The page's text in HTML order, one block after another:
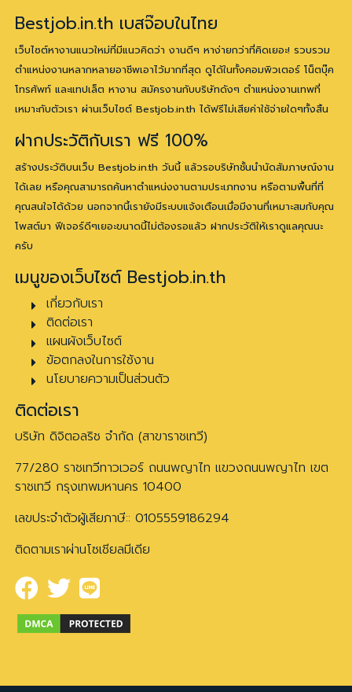
Bestjob.in.th เบสจ๊อบในไทย
เว็บไซต์หางานแนวใหม่ที่มีแนวคิดว่า งานดีๆ หาง่ายกว่าที่คิดเยอะ! รวบรวม
ตำแหน่งงานหลากหลายอาชีพเอาไว้มากที่สุด ดูได้ในทั้งคอมพิวเตอร์ โน็ตบุ๊ค
โทรศัพท์ และแทปเล็ต หางาน สมัครงานกับบริษัทดังๆ ตำแหน่งงานเทพที่
เหมาะกับตัวเรา ผ่านเว็บไซต์ Bestjob.in.th ได้ฟรีไม่เสียค่าใช้จ่ายใดๆทั้งสิ้น
ฝากประวัติกับเรา ฟรี 100%
สร้างประวัติบนเว็บ Bestjob.in.th วันนี้ แล้วรอบริษัทชั้นนำนัดสัมภาษณ์งาน
ได้เลย หรือคุณสามารถค้นหาตำแหน่งงานตามประเภทงาน หรือตามพื้นที่ที่
คุณสนใจได้ด้วย นอกจากนี้เรายังมีระบบแจ้งเตือนเมื่อมีงานที่เหมาะสมกับคุณ
โพสต์มา ฟีเจอร์ดีๆเยอะขนาดนี้ไม่ต้องรอแล้ว ฝากประวัติให้เราดูแลคุณนะ
ครับ
เมนูของเว็บไซต์ Bestjob.in.th
เกี่ยวกับเรา
ติดต่อเรา
แผนผังเว็บไซต์
ข้อตกลงในการใช้งาน
นโยบายความเป็นส่วนตัว
ติดต่อเรา
บริษัท ดิจิตอลริช จำกัด (สาขาราชเทวี)
77/280 ราชเทวีทาวเวอร์ ถนนพญาไท แขวงถนนพญาไท เขต
ราชเทวี กรุงเทพมหานคร 10400
เลขประจำตัวผู้เสียภาษี:: 0105559186294
ติดตามเราผ่านโซเชียลมีเดีย